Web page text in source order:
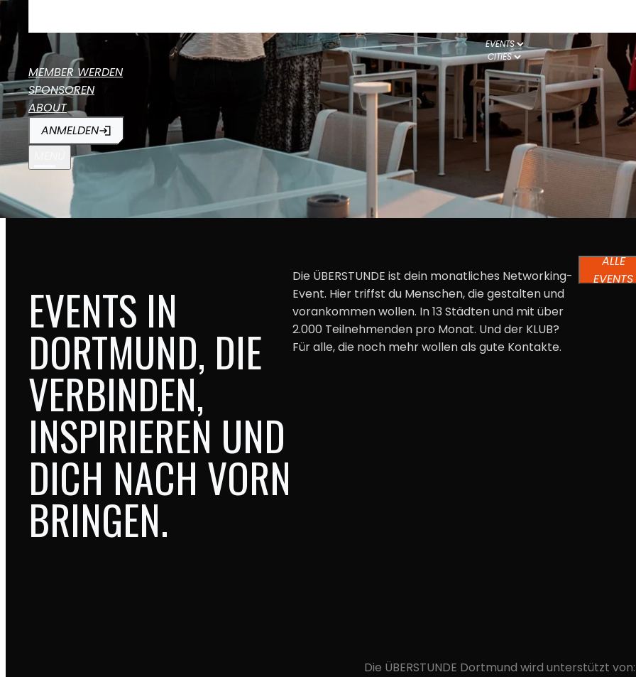
EVENTS
CITIES
MEMBER WERDEN
SPONSOREN
ABOUT
ANMELDEN
EVENTS IN
DORTMUND, DIE
VERBINDEN,
INSPIRIEREN UND
DICH NACH VORN
BRINGEN.
Die ÜBERSTUNDE ist dein monatliches Networking-
Event. Hier triffst du Menschen, die gestalten und
vorankommen wollen. In13 Städten und mit über
2.000 Teilnehmenden pro Monat. Und der KLUB?
Für alle, die noch mehr wollen als gute Kontakte.
ALLE
EVENTS
Die ÜBERSTUNDE Dortmund wird unterstützt von: